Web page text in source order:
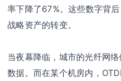
率下降了67%。这些数字背
战略资产的转变。
当夜幕降临，城市的光纤网
数据。而在某个机房内，